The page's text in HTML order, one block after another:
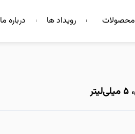
محصولات رویداد ها درباره ما